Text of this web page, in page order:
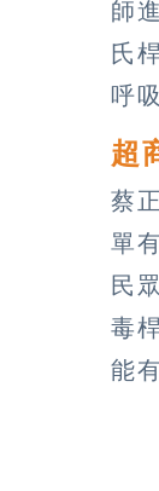
師
氏
呼
超
蔡
單
民
毒
能